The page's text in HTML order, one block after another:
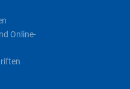
Online-